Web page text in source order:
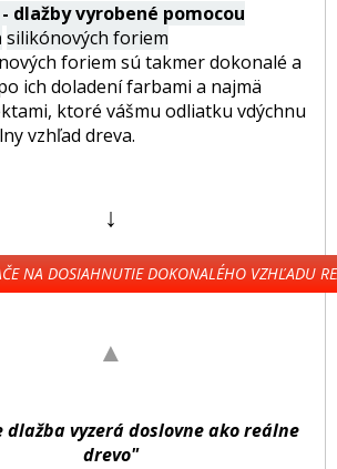
dlažby vyrobené pomocou
silikónových foriem
foriem sú takmer dokonalé a
ich doladení farbami a najmä
ktoré vášmu odliatku vdýchnu
vzhľad dreva.
↓
NA DOSIAHNUTIE DOKONALÉHO VZHĽADU
▲
dlažba vyzerá doslovne ako reálne
drevo"